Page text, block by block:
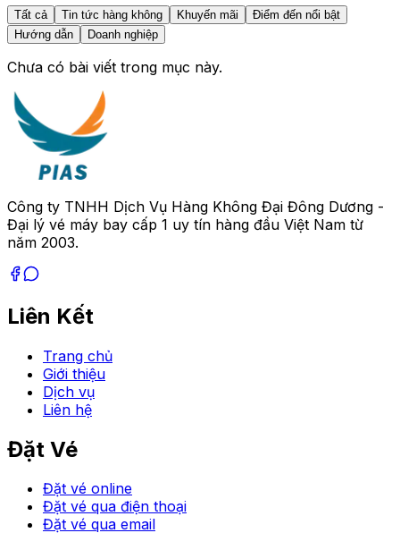
Tất cả Tin tức hàng không Khuyến mãi
Điểm đến nổi bật
Hướng dẫn
Doanh nghiệp
Chưa có bài viết trong mục này.
Công ty TNHH Dịch Vụ Hàng Không Đại Đông Dương -
Đại lý vé máy bay cấp 1 uy tín hàng đầu Việt Nam từ
năm 2003.
Liên Kết
Trang chủ
Giới thiệu
Dịch vụ
Liên hệ
Đặt Vé
Đặt vé online
Đặt vé qua điện thoại
Đặt vé qua email